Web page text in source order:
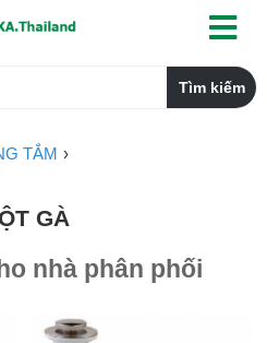
TẮM
GÀ
nhà phân phối